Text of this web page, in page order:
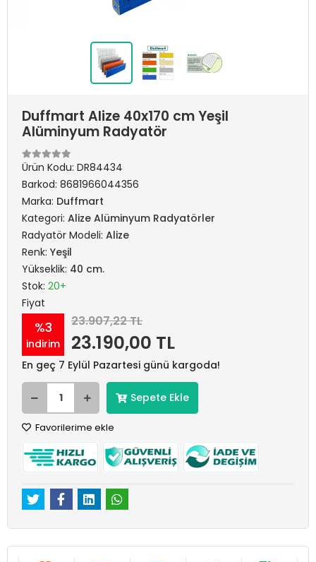
Duffmart Alize 40x170 cm Yeşil
Alüminyum Radyatör
Ürün Kodu: DR84434
Barkod: 8681966044356
Marka: Duffmart
Kategori: Alize Alüminyum Radyatörler
Radyatör Modeli: Alize
Renk: Yeşil
Yükseklik: 40 cm.
Stok: 20+
Fiyat
%3
indirim
23.907,22 TL
23.190,00 TL
En geç 7 Eylül Pazartesi günü kargoda!
Sepete Ekle
Favorilerime ekle